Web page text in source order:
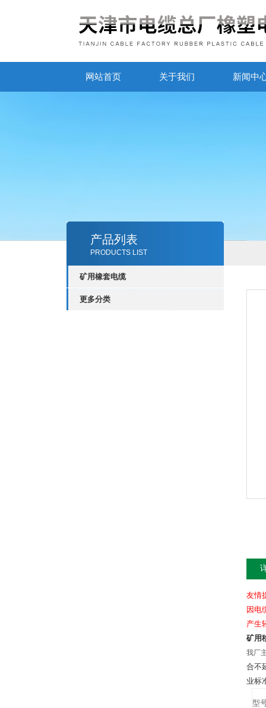
网站首页 关于我们 新闻中
产品列表
PRODUCTS LIST
矿用橡套电缆
更多分类
友情
因电
产生
矿用
我厂
合不
业标
型